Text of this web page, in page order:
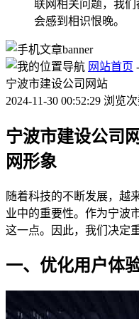
联网相关问题，我
会感到相识恨晚。
网站首页 -
宁波市建设公司网站
2024-11-30 00:52:29 浏览
宁波市建设公司
网形象
随着科技的不断发展，越
业中的重要性。作为宁波
这一点。因此，我们决定
一、优化用户体